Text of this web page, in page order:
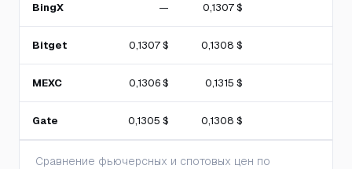
BingX — 0,1307 $
Bitget 0,1307 $ 0,1308 $
MEXC 0,1306 $ 0,1315 $
Gate 0,1305 $ 0,1308 $
Сравнение фьючерсных и спотовых цен по